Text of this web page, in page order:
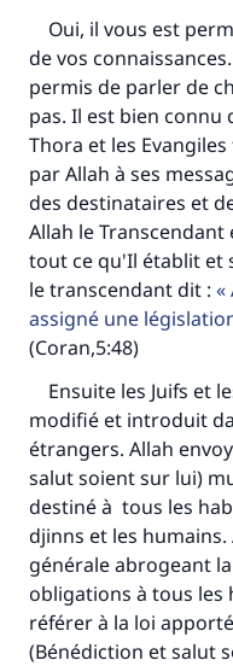
Oui, il vous est
de vos
permis de parler de
pas. Il est bien connu
Thora et les
par Allah à ses
des destinataires et
Allah le
tout ce qu'Il établit et
le transcendant dit :
assigné une
(Coran,5:48)
Ensuite les Juifs et
modifié et introduit
étrangers. Allah
salut soient sur lui)
destiné à tous les
djinns et les
générale abrogeant
obligations à tous les
référer à la loi
(Bénédiction et salut